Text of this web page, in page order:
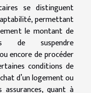
se distinguent
permettant
le montant de
de suspendre
encore de procéder
conditions de
d’un logement ou
assurances, quant à